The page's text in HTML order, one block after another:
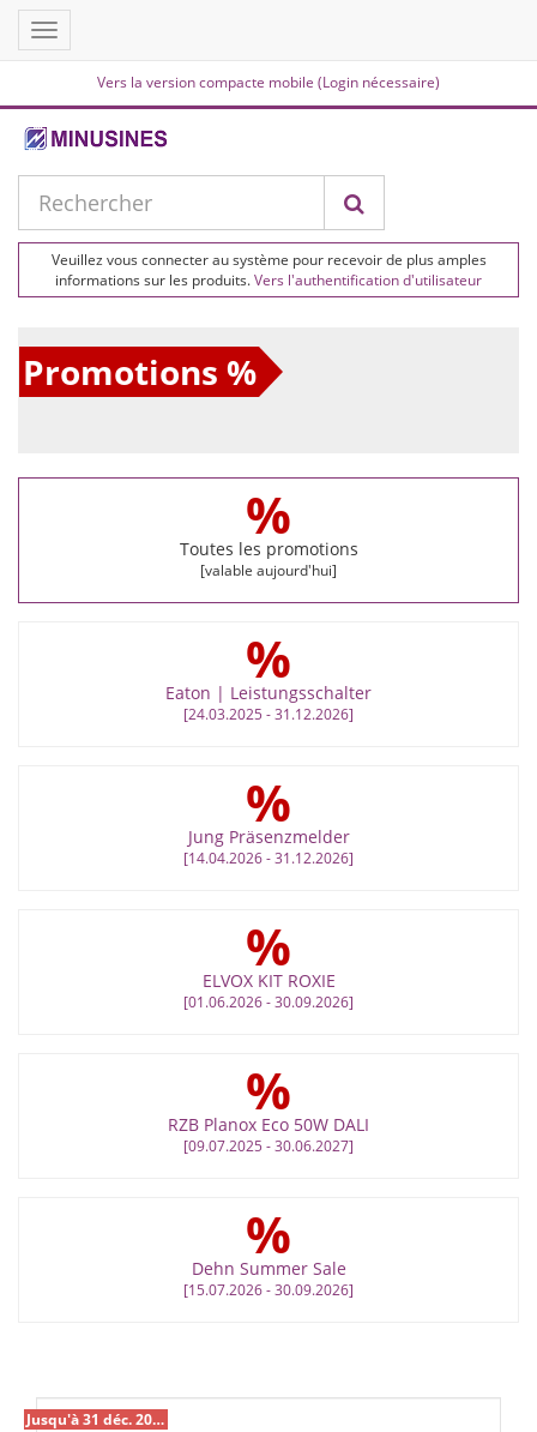
Vers la version compacte mobile (Login nécessaire)
Toggle
navigation
Veuillez vous connecter au système pour recevoir de plus amples
informations sur les produits.Vers l'authentification d'utilisateur
Promotions %
%
Toutes les promotions
[valable aujourd'hui]
%
Eaton | Leistungsschalter
[24.03.2025 - 31.12.2026]
%
Jung Präsenzmelder
[14.04.2026 - 31.12.2026]
%
ELVOX KIT ROXIE
[01.06.2026 - 30.09.2026]
%
RZB Planox Eco 50W DALI
[09.07.2025 - 30.06.2027]
%
Dehn Summer Sale
[15.07.2026 - 30.09.2026]
Jusqu'à 31 déc. 2026 %